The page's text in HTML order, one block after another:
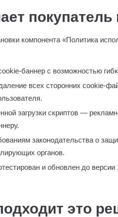
покупатель
компонента «Политика
баннер с возможностью
всех сторонних cookie-
загрузки скриптов —
законодательства о
органов.
и обновлен до
это